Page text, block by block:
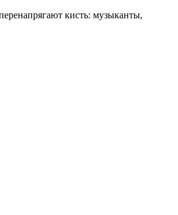
кисть: музыканты,